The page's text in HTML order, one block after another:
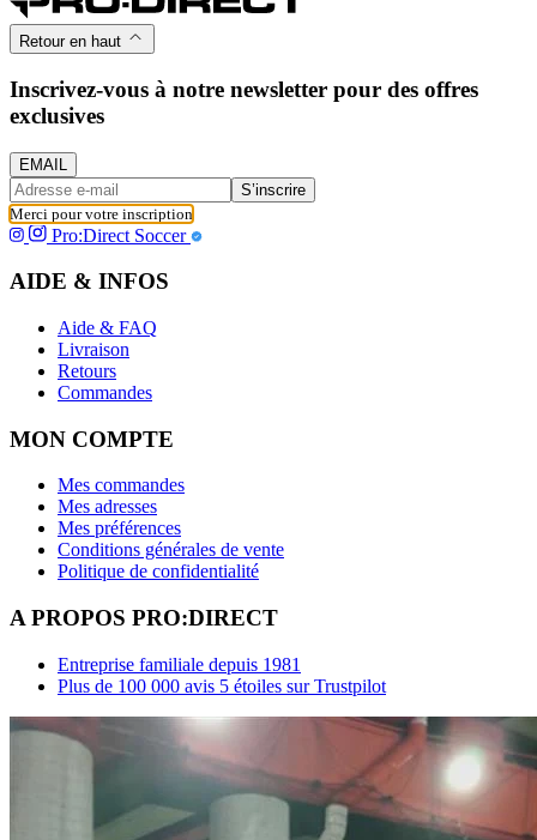
Retour en haut
Inscrivez-vous à notre newsletter pour des offres
exclusives
EMAIL
S’inscrire
Merci pour votre inscription
Pro:Direct Soccer
AIDE & INFOS
Aide & FAQ
Livraison
Retours
Commandes
MON COMPTE
Mes commandes
Mes adresses
Mes préférences
Conditions générales de vente
Politique de confidentialité
A PROPOS PRO:DIRECT
Entreprise familiale depuis 1981
Plus de 100 000 avis 5 étoiles sur Trustpilot